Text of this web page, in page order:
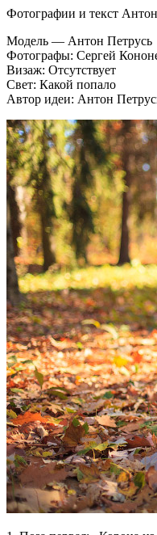
Фотографии и текст
Модель — Антон Петрусь
Фотографы: Сергей
Визаж: Отсутствует
Свет: Какой попало
Автор идеи: Антон